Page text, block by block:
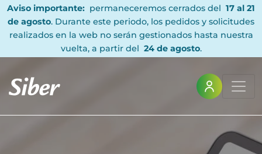
Aviso importante: permaneceremos cerrados del 17 al 21
de agosto. Durante este periodo, los pedidos y solicitudes
realizados en la web no serán gestionados hasta nuestra
vuelta, a partir del 24 de agosto.